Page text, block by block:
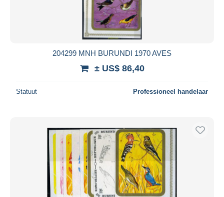
204299 MNH BURUNDI 1970 AVES
± US$ 86,40
Statuut Professioneel handelaar